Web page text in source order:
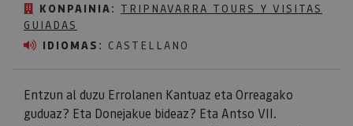
KONPAINIA: TRIPNAVARRA TOURS Y VISITAS
GUIADAS
IDIOMAS: CASTELLANO
Entzun al duzu Errolanen Kantuaz eta Orreagako
guduaz? Eta Donejakue bideaz? Eta Antso VII.